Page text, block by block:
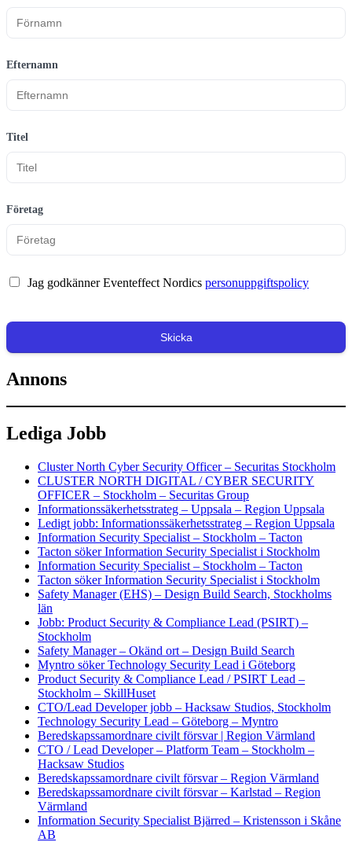
Efternamn
Titel
Företag
Jag godkänner Eventeffect Nordics personuppgiftspolicy
Skicka
Annons
Lediga Jobb
Cluster North Cyber Security Officer – Securitas Stockholm
CLUSTER NORTH DIGITAL / CYBER SECURITY
OFFICER – Stockholm – Securitas Group
Informationssäkerhetsstrateg – Uppsala – Region Uppsala
Ledigt jobb: Informationssäkerhetsstrateg – Region Uppsala
Information Security Specialist – Stockholm – Tacton
Tacton söker Information Security Specialist i Stockholm
Information Security Specialist – Stockholm – Tacton
Tacton söker Information Security Specialist i Stockholm
Safety Manager (EHS) – Design Build Search, Stockholms
län
Jobb: Product Security & Compliance Lead (PSIRT) –
Stockholm
Safety Manager – Okänd ort – Design Build Search
Myntro söker Technology Security Lead i Göteborg
Product Security & Compliance Lead / PSIRT Lead –
Stockholm – SkillHuset
CTO/Lead Developer jobb – Hacksaw Studios, Stockholm
Technology Security Lead – Göteborg – Myntro
Beredskapssamordnare civilt försvar | Region Värmland
CTO / Lead Developer – Platform Team – Stockholm –
Hacksaw Studios
Beredskapssamordnare civilt försvar – Region Värmland
Beredskapssamordnare civilt försvar – Karlstad – Region
Värmland
Information Security Specialist Bjärred – Kristensson i Skåne
AB